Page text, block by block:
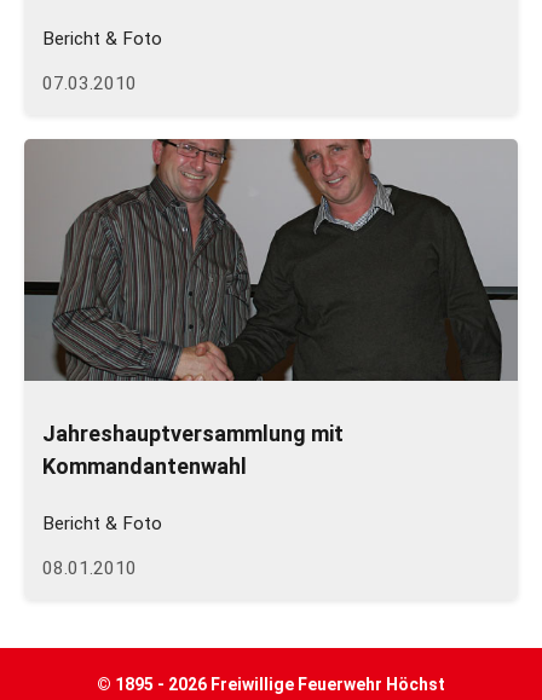
Bericht & Foto
07.03.2010
Jahreshauptversammlung mit
Kommandantenwahl
Bericht & Foto
08.01.2010
© 1895 - 2026 Freiwillige Feuerwehr Höchst